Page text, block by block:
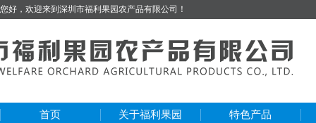
您好，欢迎来到深圳市福利果园农产品有限公司！
首页 关于福利果园 特色产品